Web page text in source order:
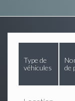
Type de
véhicules
de